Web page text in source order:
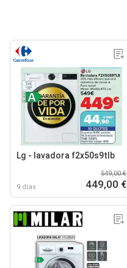
Lg - lavadora f2x50s9tlb
9 días
549,00 €
449,00 €